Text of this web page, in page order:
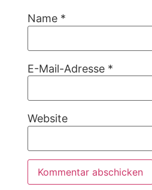
Name *
E-Mail-Adresse *
Website